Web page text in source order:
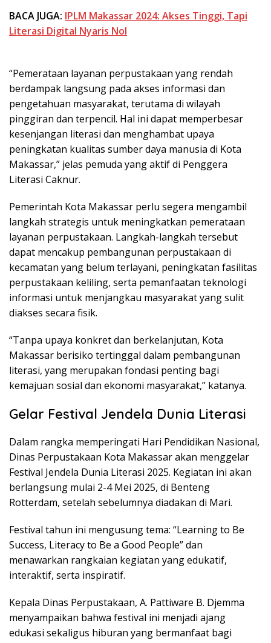
BACA JUGA: IPLM Makassar 2024: Akses Tinggi, Tapi
Literasi Digital Nyaris Nol
“Pemerataan layanan perpustakaan yang rendah
berdampak langsung pada akses informasi dan
pengetahuan masyarakat, terutama di wilayah
pinggiran dan terpencil. Hal ini dapat memperbesar
kesenjangan literasi dan menghambat upaya
peningkatan kualitas sumber daya manusia di Kota
Makassar,” jelas pemuda yang aktif di Penggera
Literasi Caknur.
Pemerintah Kota Makassar perlu segera mengambil
langkah strategis untuk meningkatkan pemerataan
layanan perpustakaan. Langkah-langkah tersebut
dapat mencakup pembangunan perpustakaan di
kecamatan yang belum terlayani, peningkatan fasilitas
perpustakaan keliling, serta pemanfaatan teknologi
informasi untuk menjangkau masyarakat yang sulit
diakses secara fisik.
“Tanpa upaya konkret dan berkelanjutan, Kota
Makassar berisiko tertinggal dalam pembangunan
literasi, yang merupakan fondasi penting bagi
kemajuan sosial dan ekonomi masyarakat,” katanya.
Gelar Festival Jendela Dunia Literasi
Dalam rangka memperingati Hari Pendidikan Nasional,
Dinas Perpustakaan Kota Makassar akan menggelar
Festival Jendela Dunia Literasi 2025. Kegiatan ini akan
berlangsung mulai 2-4 Mei 2025, di Benteng
Rotterdam, setelah sebelumnya diadakan di Mari.
Festival tahun ini mengusung tema: “Learning to Be
Success, Literacy to Be a Good People” dan
menawarkan rangkaian kegiatan yang edukatif,
interaktif, serta inspiratif.
Kepala Dinas Perpustakaan, A. Pattiware B. Djemma
menyampaikan bahwa festival ini menjadi ajang
edukasi sekaligus hiburan yang bermanfaat bagi